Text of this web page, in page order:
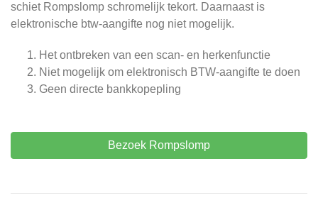
schiet Rompslomp schromelijk tekort. Daarnaast is
elektronische btw-aangifte nog niet mogelijk.
Het ontbreken van een scan- en herkenfunctie
Niet mogelijk om elektronisch BTW-aangifte te doen
Geen directe bankkopepling
Bezoek Rompslomp